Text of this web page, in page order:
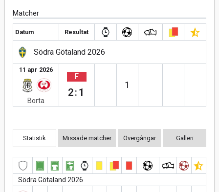
Matcher
Datum Resultat
Södra Götaland 2026
11 apr 2026
Borta
F
2:1
1
Statistik Missade matcher Övergångar Galleri
Södra Götaland 2026